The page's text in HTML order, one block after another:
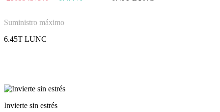
Suministro máximo
6.45T LUNC
Invierte sin estrés